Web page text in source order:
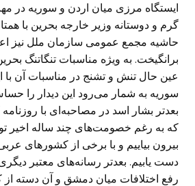
ایستگاه مرزی میان اردن و سوریه در
گرم و دوستانه وزیر خارجه بحرین با
حاشیه مجمع عمومی سازمان ملل نیز
برانگیخت. به ویژه مناسبات تنگاتنگ
عین حال تنش و تشنج در مناسبات آن با
سوریه به شمار می‌رود این دیدار را
بعدتر بشار اسد در مصاحبه‌ای با
که به رغم خصومت‌های چند ساله اخیر
بیرون بیاییم و با برخی از کشورهای
دست یابیم. بعدتر رسانه‌های معتبر
رفع اختلافات میان دمشق و آن دسته